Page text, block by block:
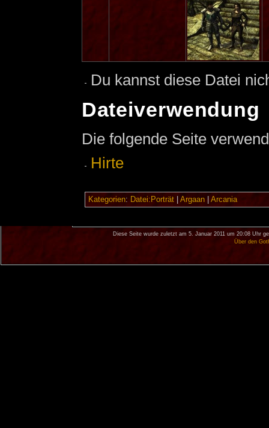
Du kannst diese Datei
Dateiverwendung
Die folgende Seite
Hirte
Kategorien: Datei:Porträt| Argaan| Arcania
Diese Seite wurde zuletzt am 5. Januar 2011 um 20:08 Uhr
Über den